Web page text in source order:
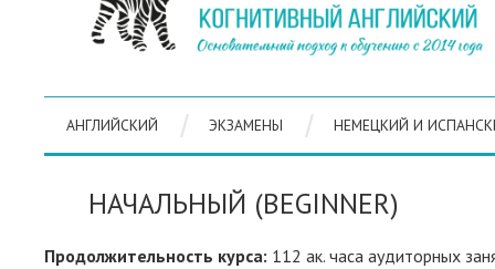
АНГЛИЙСКИЙ ЭКЗАМЕНЫ НЕМЕЦКИЙ И
НАЧАЛЬНЫЙ (BEGINNER)
Продолжительность курса: 112 ак. часа аудиторных